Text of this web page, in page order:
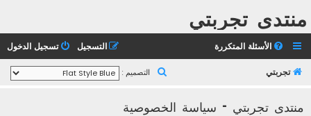
منتدى تجربتي
الأسئلة المتكررة تسجيل الدخول التسجيل
تجربتي التصميم :
ث
منتدى تجربتي - سياسة الخصوصية